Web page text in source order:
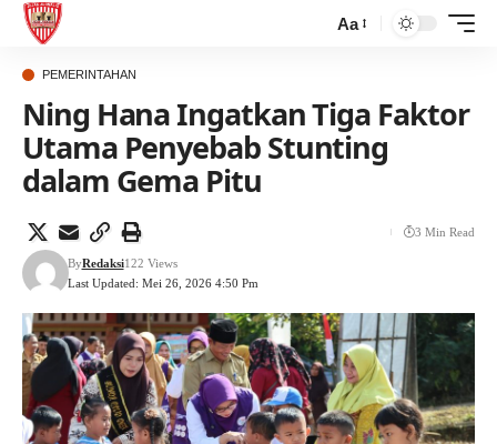
Aa
PEMERINTAHAN
Ning Hana Ingatkan Tiga Faktor
Utama Penyebab Stunting
dalam Gema Pitu
Last Updated: Mei 26, 2026 4:50 Pm
ByRedaksi122 Views
3 Min Read